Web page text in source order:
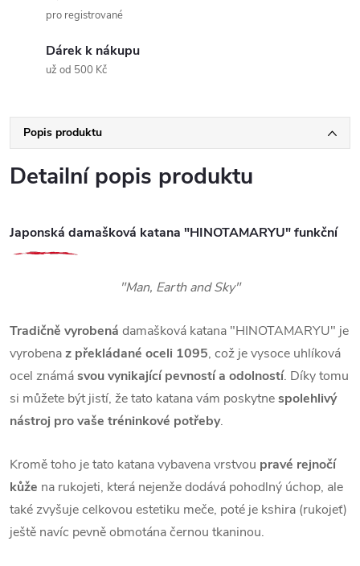
pro registrované
Dárek k nákupu
už od 500 Kč
Popis produktu
Detailní popis produktu
Japonská damašková katana "HINOTAMARYU" funkční
"Man, Earth and Sky"
Tradičně vyrobená damašková katana "HINOTAMARYU" je
vyrobenaz překládané oceli 1095, což je vysoce uhlíková
ocel známásvou vynikající pevností a odolností. Díky tomu
si můžete být jistí, že tato katana vám poskytnespolehlivý
nástroj pro vaše tréninkové potřeby.
Kromě toho je tato katana vybavena vrstvou pravé rejnočí
kůže na rukojeti, která nejenže dodává pohodlný úchop, ale
také zvyšuje celkovou estetiku meče, poté je kshira (rukojeť)
ještě navíc pevně obmotána černou tkaninou.